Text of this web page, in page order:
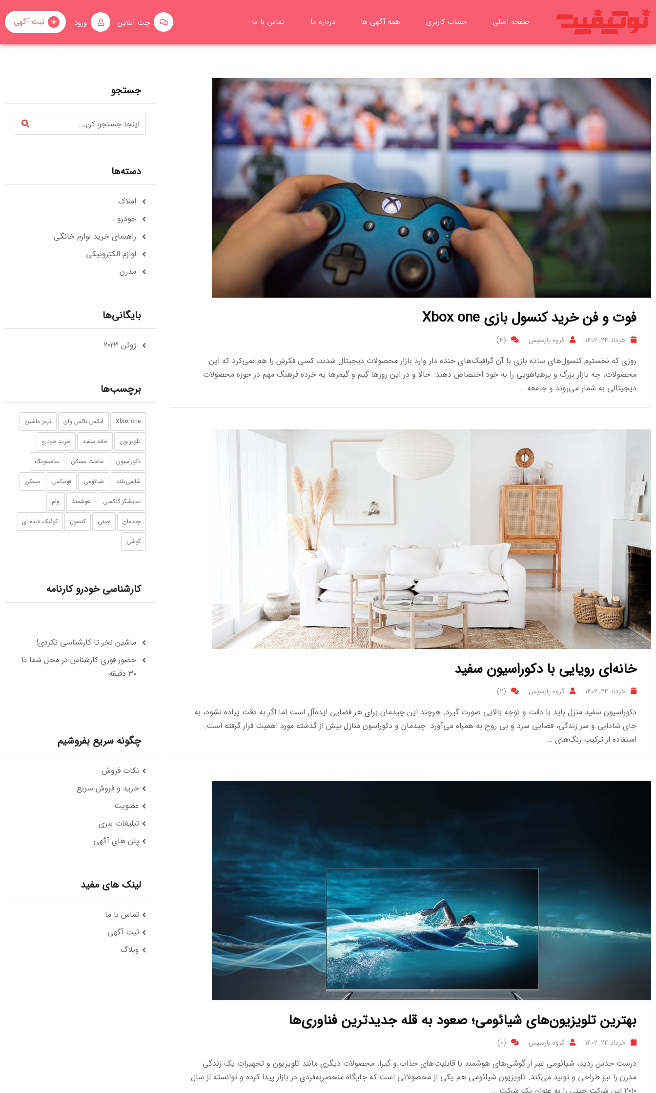
پرش
ثبت آگهی ورود چت آنلاین صفحه اصلی حساب کاربری همه آگهی ها درباره ما تماس با ما
فوت و فن خرید کنسول بازی Xbox one
خرداد ۲۴, ۱۴۰۲ گروه پارسیس (4)
روزی که نخستیم کنسول‌های ساده بازی با آن گرافیک‌های خنده دار وارد بازار محصولات دیجیتال شدند، کسی فکرش را هم نمی‌کرد که این
محصولات، چه بازار بزرگ و پرهیاهویی را به خود اختصاص دهند. حالا و در این روزها گیم و گیمرها یه خرده فرهنگ مهم در حوزه محصولات
دیجیتالی به شمار می‌روند و جامعه …
خانه‌ای رویایی با دکوراسیون سفید
خرداد ۲۴, ۱۴۰۲ گروه پارسیس (2)
دکوراسیون سفید منزل باید با دقت و توجه بالایی صورت گیرد. هرچند این چیدمان برای هر فضایی ایده‌آل است اما اگر به دقت پیاده نشود، به
جای شادابی و سر زندگی، فضایی سرد و بی روح به همراه می‌آورد. چیدمان و دکوراسون منازل بیش از گذشته مورد اهمیت قرار گرفته است.
استفاده از ترکیب رنگ‌های …
بهترین تلویزیون‌های شیائومی؛ صعود به قله جدیدترین فناوری‌ها
خرداد ۲۴, ۱۴۰۲ گروه پارسیس (0)
درست حدس زدید، شیائومی غیر از گوشی‌های هوشمند با قابلیت‌های جذاب و گیرا، محصولات دیگری مانند تلویزیون و تجهیزات یک زندگی
مدرن را نیز طراحی و تولید می‌کند. تلویزیون شیائومی هم یکی از محصولاتی است که جایگاه منحصربه‌فردی در بازار پیدا کرده و توانسته از سال
جستجو
دسته‌ها
املاک
خودرو
راهنمای خرید لوازم خانگی
لوازم الکترونیکی
مدرن
بایگانی‌ها
ژوئن 2023
برچسب‌ها
Xbox one ایکس باکس وان ترمز ماشین
تلویزیون خانه سفید خرید خودرو
دکوراسیون ساخت مسکن سامسونگ
شاسی‌بلند شیائومی فونیکس مسکن
نمایشگر گلکسی هوشمند وام
چیدمان چینی کنسول کوئیک دنده ای
گوشی‌
کارشناسی خودرو کارنامه
ماشین نخر تا کارشناسی نکردی!
حضور فوری کارشناس در محل شما تا
۳۰ دقیقه
چگونه سریع بفروشیم
نکات فروش
خرید و فروش سریع
عضویت
تبلیغات بنری
پلن های آگهی
لینک های مفید
تماس با ما
ثبت آگهی
وبلاگ